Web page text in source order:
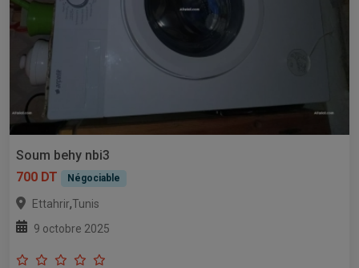
Soum behy nbi3
700 DT
Négociable
Ettahrir,Tunis
9 octobre 2025